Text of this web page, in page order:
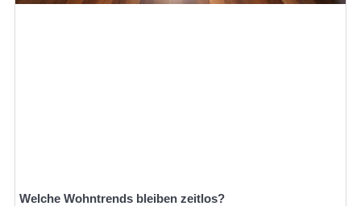
Welche Wohntrends bleiben zeitlos?